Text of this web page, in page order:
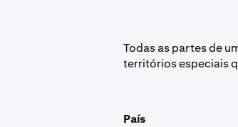
Todas as partes de
territórios especiais
País